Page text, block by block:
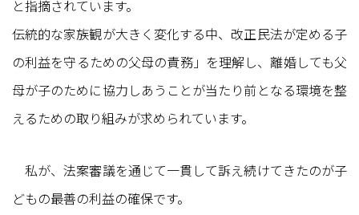
と指摘されています。
伝統的な家族観が大きく変化する中、改正民法が定める子
の利益を守るための父母の責務」を理解し、離婚しても父
母が子のために協力しあうことが当たり前となる環境を整
えるための取り組みが求められています。
私が、法案審議を通じて一貫して訴え続けてきたのが子
どもの最善の利益の確保です。